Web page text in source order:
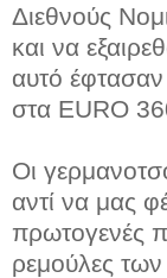
Διεθνούς
και να
αυτό
στα EURO
Οι
αντί να μας
πρωτογενές
ρεμούλες